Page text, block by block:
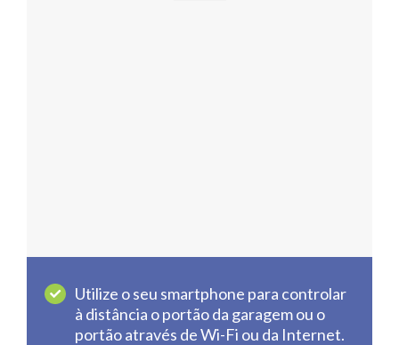
Utilize o seu smartphone para controlar
à distância o portão da garagem ou o
portão através de Wi-Fi ou da Internet.